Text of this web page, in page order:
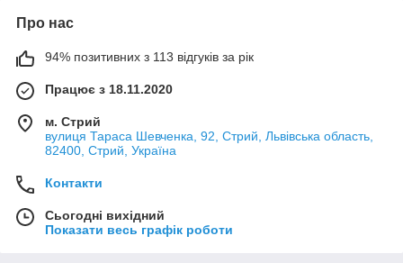
Про нас
94% позитивних з 113 відгуків за рік
Працює з 18.11.2020
м. Стрий
вулиця Тараса Шевченка, 92, Стрий, Львівська область,
82400, Стрий, Україна
Контакти
Сьогодні вихідний
Показати весь графік роботи